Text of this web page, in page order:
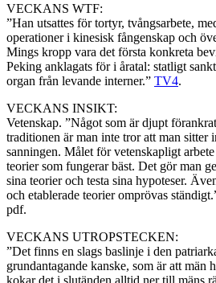
VECKANS WTF:
”Han utsattes för tortyr, tvångsarbete,
operationer i kinesisk fångenskap och
Mings kropp vara det första konkreta
Peking anklagats för i åratal: statligt
organ från levande interner.” TV4.
VECKANS INSIKT:
Vetenskap. ”Något som är djupt
traditionen är man inte tror att man sitter
sanningen. Målet för vetenskapligt
teorier som fungerar bäst. Det gör man
sina teorier och testa sina hypoteser.
och etablerade teorier omprövas
pdf.
VECKANS UTROPSTECKEN:
”Det finns en slags baslinje i den
grundantagande kanske, som är att
kokar det i slutänden alltid ner till mäns